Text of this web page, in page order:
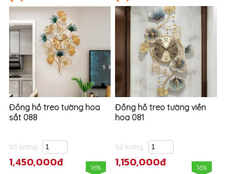
Đồng hồ treo tường hoa
sắt 088
Số lượng
1,450,000đ 16%
Đồng hồ treo tường viền
hoa 081
Số lượng
1,150,000đ 16%